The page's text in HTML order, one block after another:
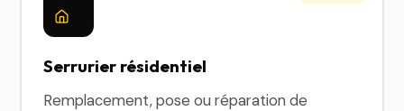
Serrurier résidentiel
Remplacement, pose ou réparation de